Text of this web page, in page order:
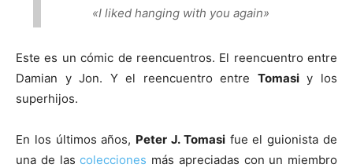
«I liked hanging with you again»
Este es un cómic de reencuentros. El reencuentro entre
Damian y Jon. Y el reencuentro entre Tomasiy los
superhijos.
En los últimos años, Peter J. Tomasifue el guionista de
una de lascolecciones más apreciadas con un miembro